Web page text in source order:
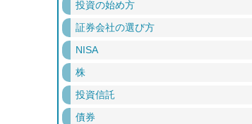
投資の始め方
証券会社の選び方
NISA
株
投資信託
債券